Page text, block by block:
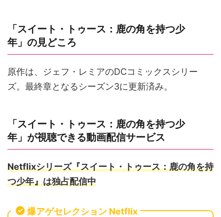
「スイート・トゥース：鹿の角を持つ少
年」の見どころ
原作は、ジェフ・レミアのDCコミックスシリー
ズ。最終章となるシーズン3に更新済み。
「スイート・トゥース：鹿の角を持つ少
年」が視聴できる動画配信サービス
Netflixシリーズ『スイート・トゥース：鹿の角を持
つ少年』は独占配信中
爆アゲセレクション Netflix